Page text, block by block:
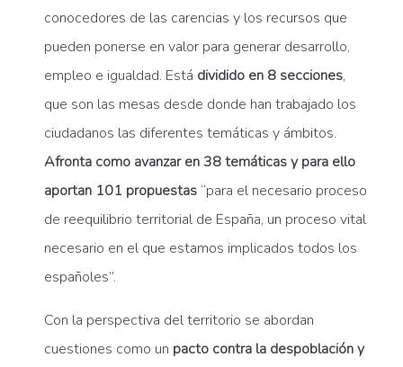
conocedores de las carencias y los recursos que
pueden ponerse en valor para generar desarrollo,
empleo e igualdad. Está dividido en 8 secciones,
que son las mesas desde donde han trabajado los
ciudadanos las diferentes temáticas y ámbitos.
Afronta como avanzar en 38 temáticas y para ello
aportan 101 propuestas “para el necesario proceso
de reequilibrio territorial de España, un proceso vital
necesario en el que estamos implicados todos los
españoles”.
Con la perspectiva del territorio se abordan
cuestiones como un pacto contra la despoblación y